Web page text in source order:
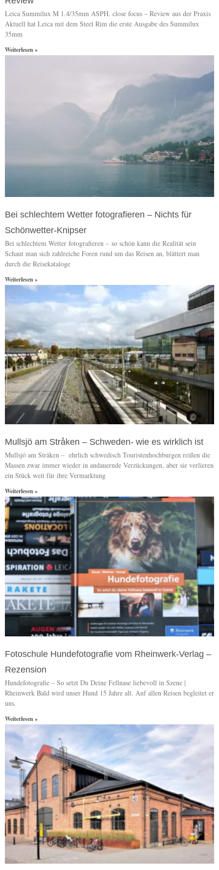
Leica Summilux M 1.4/35mm ASPH. close focus – Review aus der Praxis
Aktuell hat Leica mit dem Steel Rim die erste Ausgabe des Summilux
35mm
Weiterlesen »
Bei schlechtem Wetter fotografieren – Nichts für
Schönwetter-Knipser
Bei schlechtem Wetter fotografieren – so schön kann die Realität sein
Schaut man sich zahlreiche Foren rund um das Reisen an, blättert man
durch die Reisekataloge
Weiterlesen »
Mullsjö am Stråken – Schweden- wie es wirklich ist
Mullsjö am Stråken – ehrlich schwedisch Touristenhochburgen reißen die
Massen zwar immer wieder in andauernde Verzückungen, aber sie verlieren
ein Stück weit für ihre Vermarktung
Weiterlesen »
Fotoschule Hundefotografie vom Rheinwerk-Verlag –
Rezension
Hundefotografie – So setzt Du Deine Fellnase liebevoll in Szene |
Rheinwerk Bald wird unser Hund 15 Jahre alt. Auf allen Reisen begleitet er
uns.
Weiterlesen »